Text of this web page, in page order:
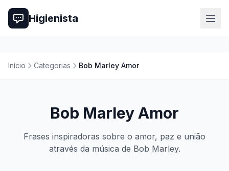
Higienista
Início Categorias Bob Marley Amor
Bob Marley Amor
Frases inspiradoras sobre o amor, paz e união
através da música de Bob Marley.